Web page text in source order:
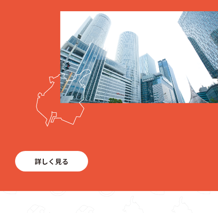
詳しく見る